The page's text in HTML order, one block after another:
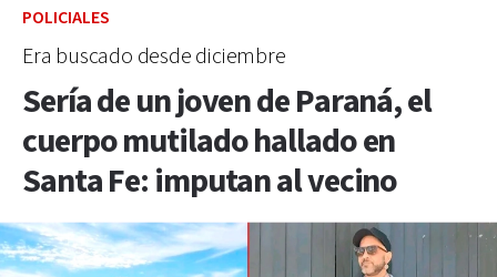
POLICIALES
Era buscado desde diciembre
Sería de un joven de Paraná, el
cuerpo mutilado hallado en
Santa Fe: imputan al vecino